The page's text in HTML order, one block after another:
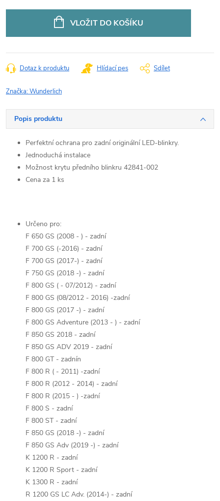
VLOŽIT DO KOŠÍKU
Dotaz k produktu Hlídací pes Sdílet
Značka:Wunderlich
Popis produktu
Perfektní ochrana pro zadní originální LED-blinkry.
Jednoduchá instalace
Možnost krytu předního blinkru 42841-002
Cena za 1 ks
Určeno pro:
F 650 GS (2008 - ) - zadní
F 700 GS (-2016) - zadní
F 700 GS (2017-) - zadní
F 750 GS (2018 -) - zadní
F 800 GS ( - 07/2012) - zadní
F 800 GS (08/2012 - 2016) -zadní
F 800 GS (2017 -) - zadní
F 800 GS Adventure (2013 - ) - zadní
F 850 GS 2018 - zadní
F 850 GS ADV 2019 - zadní
F 800 GT - zadnín
F 800 R ( - 2011) -zadní
F 800 R (2012 - 2014) - zadní
F 800 R (2015 - ) -zadní
F 800 S - zadní
F 800 ST - zadní
F 850 GS (2018 -) - zadní
F 850 GS Adv (2019 -) - zadní
K 1200 R - zadní
K 1200 R Sport - zadní
K 1300 R - zadní
R 1200 GS LC Adv. (2014-) - zadní